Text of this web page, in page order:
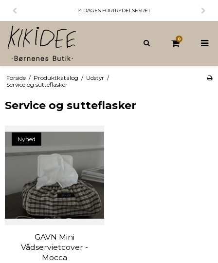
14 DAGES FORTRYDELSESRET
0
Forside / Produktkatalog / Udstyr /
Service og sutteflasker
Service og sutteflasker
Nyhed
GAVN Mini
Vådservietcover -
Mocca